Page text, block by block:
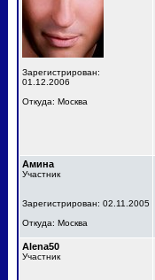
Зарегистрирован:
01.12.2006
Откуда: Москва
Амина
Участник
Зарегистрирован: 02.11.2005
Откуда: Москва
Alena50
Участник